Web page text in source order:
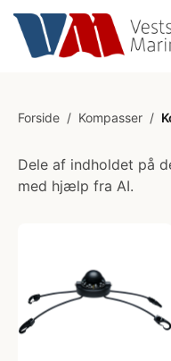
Forside / Kompasser /
Dele af indholdet på
med hjælp fra AI.